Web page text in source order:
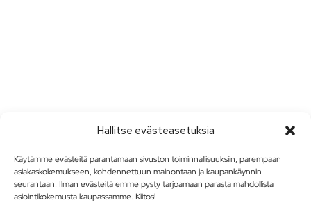
Hallitse evästeasetuksia
Käytämme evästeitä parantamaan sivuston toiminnallisuuksiin, parempaan
asiakaskokemukseen, kohdennettuun mainontaan ja kaupankäynnin
seurantaan. Ilman evästeitä emme pysty tarjoamaan parasta mahdollista
asiointikokemusta kaupassamme. Kiitos!